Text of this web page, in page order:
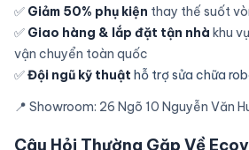
✅ Giảm 50% phụ kiện thay thế suốt
✅ Giao hàng & lắp đặt tận nhà khu
vận chuyển toàn quốc
✅Đội ngũ kỹ thuật hỗ trợ sửa chữa
📍 Showroom: 26 Ngõ 10 Nguyễn Văn
Câu Hỏi Thường Gặp Về